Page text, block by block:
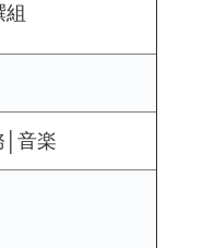
組
音楽